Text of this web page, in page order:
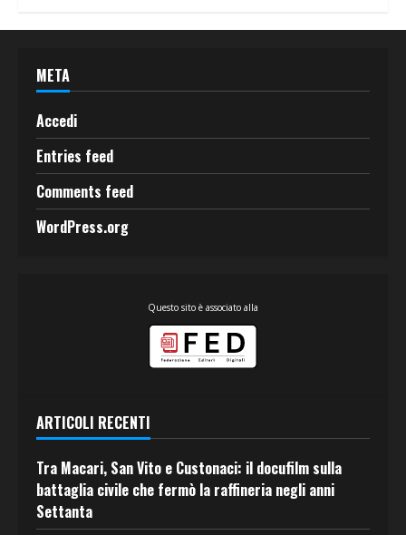
META
Accedi
Entries feed
Comments feed
WordPress.org
Questo sito è associato alla
ARTICOLI RECENTI
Tra Macari, San Vito e Custonaci: il docufilm sulla
battaglia civile che fermò la raffineria negli anni
Settanta